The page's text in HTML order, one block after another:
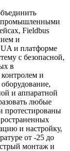
промышленными
Fieldbus
и
и платформе
с безопасной,
в
и
и аппаратной
любые
и настройку,
от -25 до
монтаж и